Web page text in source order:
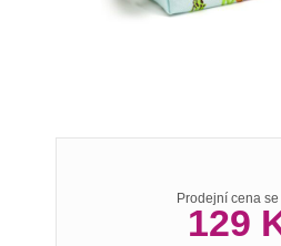
Prodejní cena
129